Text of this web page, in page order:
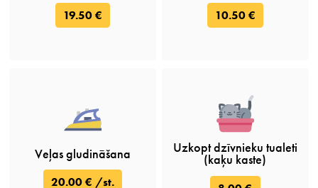
19.50 € 10.50 €
Veļas gludināšana
20.00 € /st.
Uzkopt dzīvnieku tualeti
(kaķu kaste)